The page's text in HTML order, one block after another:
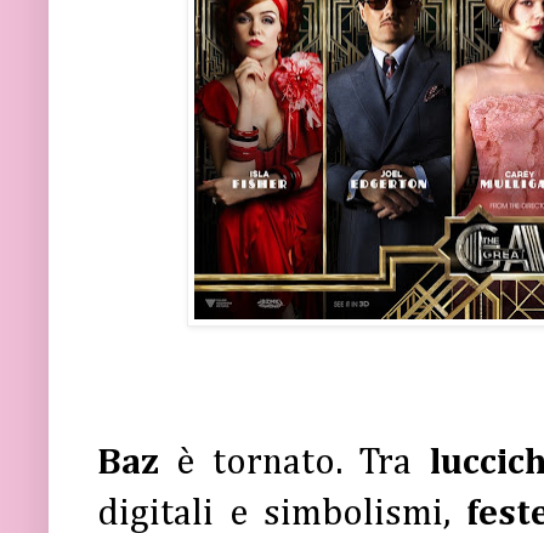
Baz è tornato. Tra
digitali e simbolismi,